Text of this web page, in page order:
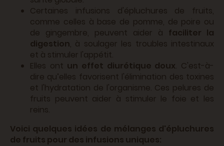
Certaines infusions d'épluchures de fruits,
comme celles à base de pomme, de poire ou
de gingembre, peuvent aider à faciliter la
digestion, à soulager les troubles intestinaux
et à stimuler l'appétit.
Elles ont un effet diurétique doux. C'est-à-
dire qu’elles favorisent l'élimination des toxines
et l'hydratation de l'organisme. Ces pelures de
fruits peuvent aider à stimuler le foie et les
reins.
Voici quelques idées de mélanges d'épluchures
de fruits pour des infusions uniques: